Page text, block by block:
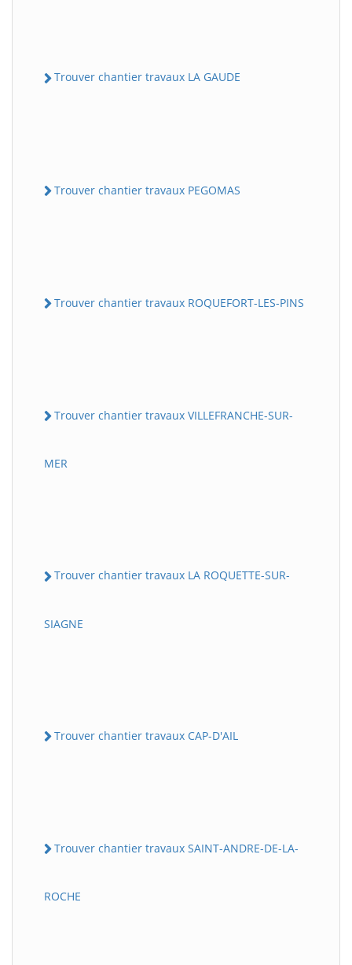
Trouver chantier travaux LA GAUDE
Trouver chantier travaux PEGOMAS
Trouver chantier travaux ROQUEFORT-LES-PINS
Trouver chantier travaux VILLEFRANCHE-SUR-
MER
Trouver chantier travaux LA ROQUETTE-SUR-
SIAGNE
Trouver chantier travaux CAP-D'AIL
Trouver chantier travaux SAINT-ANDRE-DE-LA-
ROCHE